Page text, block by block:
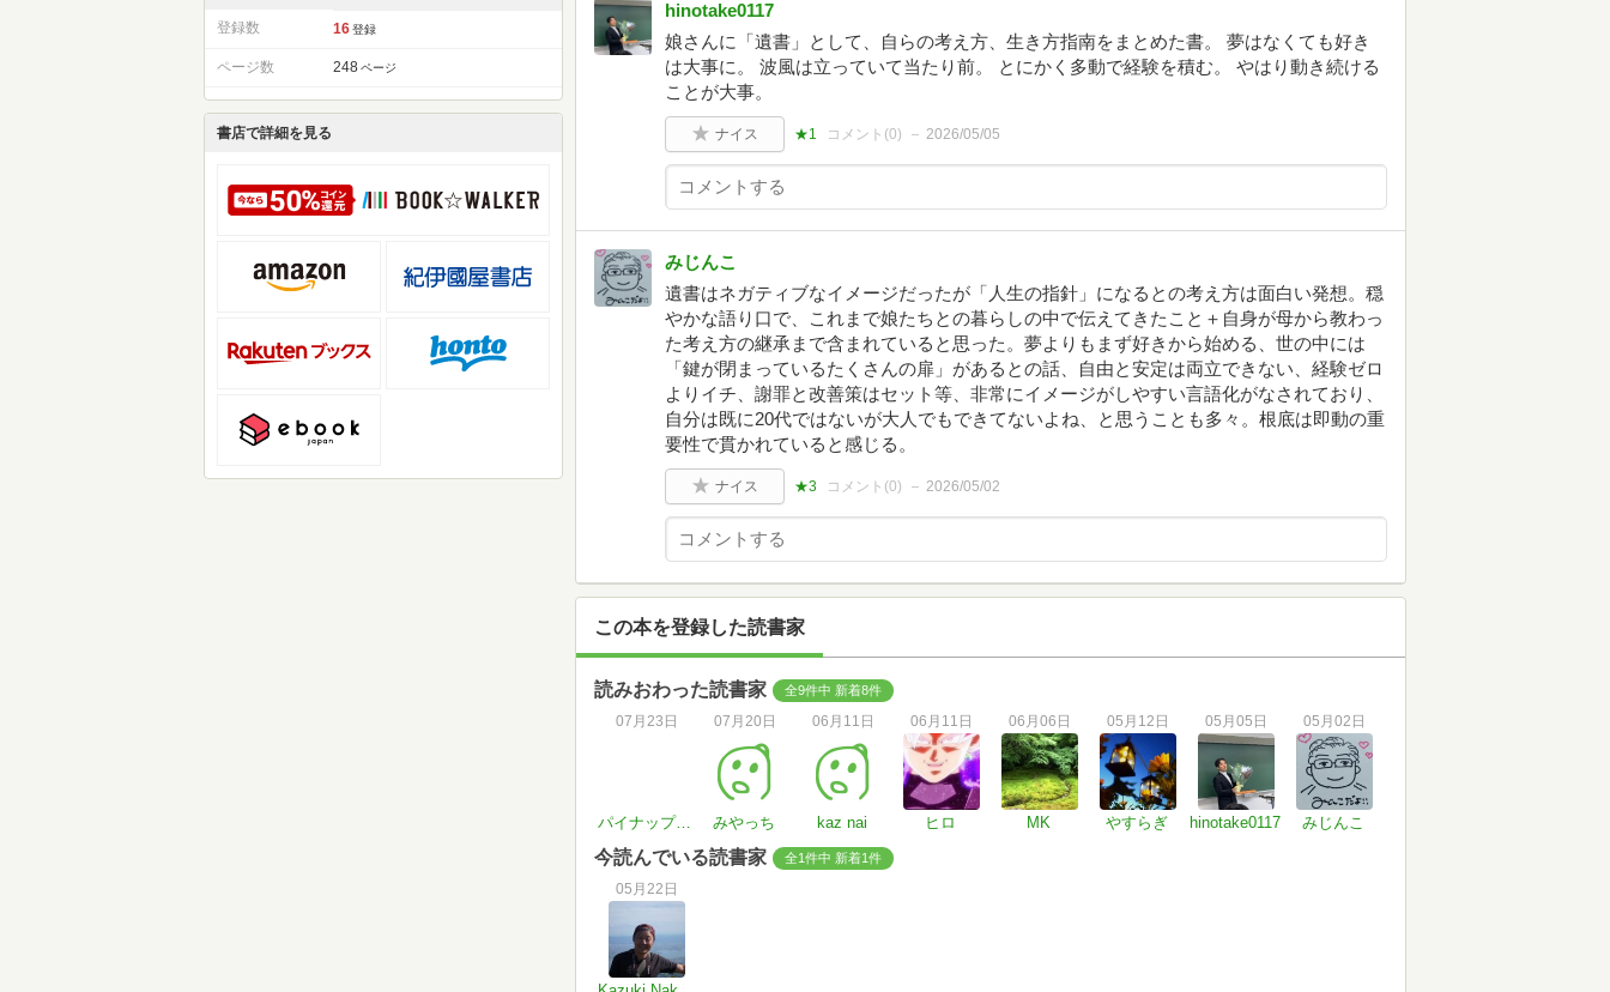
登録数 16 登録
ページ数 248 ページ
書店で詳細を見る
hinotake0117
娘さんに「遺書」として、自らの考え方、生き方指南をまとめた書。 夢はなくても好き
は大事に。 波風は立っていて当たり前。 とにかく多動で経験を積む。 やはり動き続ける
ことが大事。
ナイス ★1 コメント(0) 2026/05/05
みじんこ
遺書はネガティブなイメージだったが「人生の指針」になるとの考え方は面白い発想。穏
やかな語り口で、これまで娘たちとの暮らしの中で伝えてきたこと＋自身が母から教わっ
た考え方の継承まで含まれていると思った。夢よりもまず好きから始める、世の中には
「鍵が閉まっているたくさんの扉」があるとの話、自由と安定は両立できない、経験ゼロ
よりイチ、謝罪と改善策はセット等、非常にイメージがしやすい言語化がなされており、
自分は既に20代ではないが大人でもできてないよね、と思うことも多々。根底は即動の重
要性で貫かれていると感じる。
ナイス ★3 コメント(0) 2026/05/02
この本を登録した読書家
読みおわった読書家 全9件中 新着8件
07月23日
パイナップルレモン
07月20日
みやっち
06月11日
kaz nai
06月11日
ヒロ
06月06日
MK
05月12日
やすらぎ
05月05日
hinotake0117
05月02日
みじんこ
今読んでいる読書家 全1件中 新着1件
05月22日